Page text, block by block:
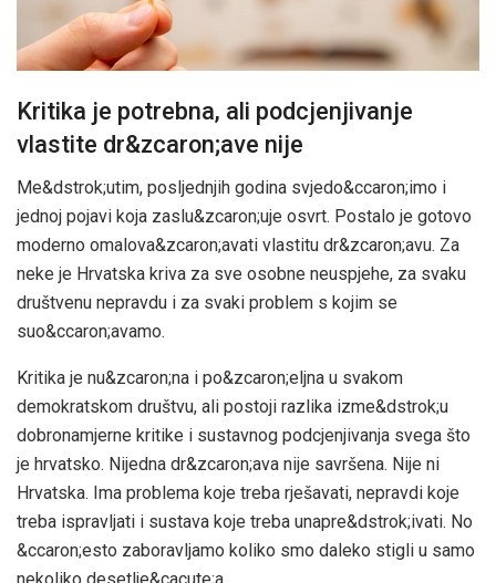
Kritika je potrebna, ali podcjenjivanje
vlastite dr&zcaron;ave nije
Me&dstrok;utim, posljednjih godina svjedo&ccaron;imo i
jednoj pojavi koja zaslu&zcaron;uje osvrt. Postalo je gotovo
moderno omalova&zcaron;avati vlastitu dr&zcaron;avu. Za
neke je Hrvatska kriva za sve osobne neuspjehe, za svaku
društvenu nepravdu i za svaki problem s kojim se
suo&ccaron;avamo.
Kritika je nu&zcaron;na i po&zcaron;eljna u svakom
demokratskom društvu, ali postoji razlika izme&dstrok;u
dobronamjerne kritike i sustavnog podcjenjivanja svega što
je hrvatsko. Nijedna dr&zcaron;ava nije savršena. Nije ni
Hrvatska. Ima problema koje treba rješavati, nepravdi koje
treba ispravljati i sustava koje treba unapre&dstrok;ivati. No
&ccaron;esto zaboravljamo koliko smo daleko stigli u samo
nekoliko desetlje&cacute;a.